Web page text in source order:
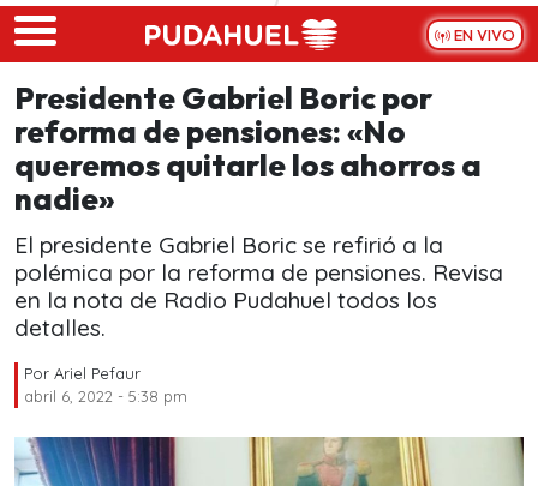
Skip to main content
EN VIVO
Presidente Gabriel Boric por
reforma de pensiones: «No
queremos quitarle los ahorros a
nadie»
El presidente Gabriel Boric se refirió a la
polémica por la reforma de pensiones. Revisa
en la nota de Radio Pudahuel todos los
detalles.
Por Ariel Pefaur
abril 6, 2022 - 5:38 pm